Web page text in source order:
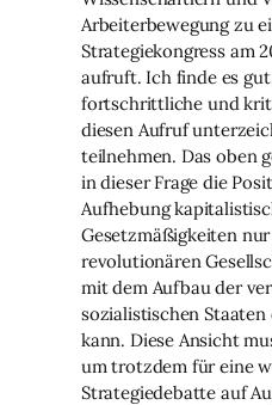
Arbeiterbewegung zu
Strategiekongress am
aufruft. Ich finde es
fortschrittliche und
diesen Aufruf
teilnehmen. Das oben
in dieser Frage die
Aufhebung
Gesetzmäßigkeiten
revolutionären
mit dem Aufbau der
sozialistischen Staaten
kann. Diese Ansicht
um trotzdem für eine
Strategiedebatte auf